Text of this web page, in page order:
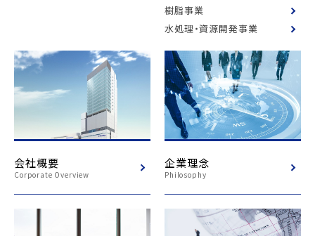
樹脂事業
水処理・資源開発事業
会社概要
Corporate Overview
企業理念
Philosophy